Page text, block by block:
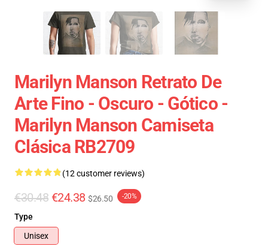
Marilyn Manson Retrato De
Arte Fino - Oscuro - Gótico -
Marilyn Manson Camiseta
Clásica RB2709
(12 customer reviews)
€30.48 €24.38 $26.50 -20%
Type
Unisex